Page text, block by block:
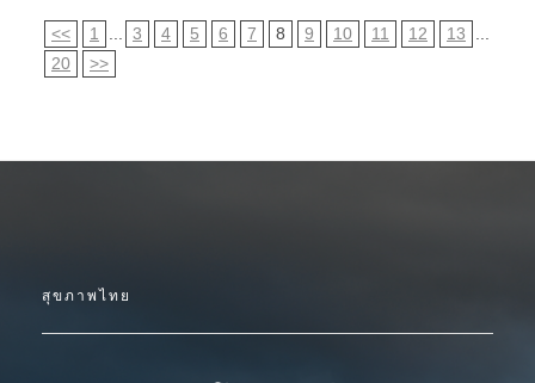
<< 1 3 4 5 6 7 8 9 10 11 12 13
20
>>
สุขภาพไทย